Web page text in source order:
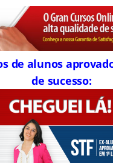
de alunos
de sucesso: